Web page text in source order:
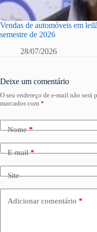
Vendas de automóveis em
semestre de 2026
28/07/2026
Deixe um comentário
O seu endereço de e-mail não será
marcados com *
Nome*
E-mail*
Site
Adicionar comentário *